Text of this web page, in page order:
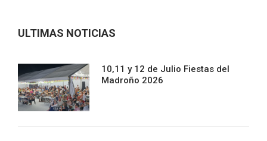
ULTIMAS NOTICIAS
10,11 y 12 de Julio Fiestas del
Madroño 2026